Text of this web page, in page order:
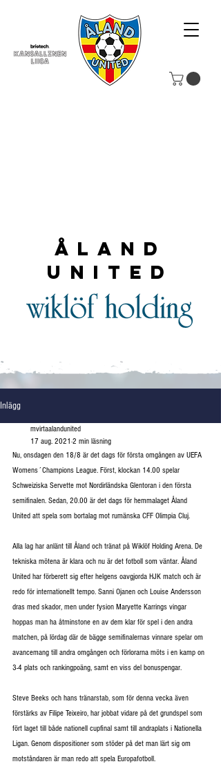
Åland
United
Inlägg
mvirtaalandunited
17 aug. 2021 2 min läsning
Nu, onsdagen den 18/8 är det dags för första omgången av UEFA
Womens´Champions League. Först, klockan 14.00 spelar
Schweiziska Servette mot Nordirländska Glentoran i den första
semifinalen. Sedan, 20.00 är det dags för hemmalaget Åland
United att spela som bortalag mot rumänska CFF Olimpia Cluj.
Alla lag har anlänt till Åland och tränat på Wiklöf Holding Arena. De
tekniska mötena är klara och nu är det fotboll som väntar. Åland
United har förberett sig efter helgens oavgjorda HJK match och är
redo för internationellt tempo. Sanni Ojanen och Louise Andersson
dras med skador, men under fysion Maryette Karrings vingar
hoppas man ha åtminstone en av dem klar för spel i den andra
matchen, på lördag där de bägge semifinalernas vinnare spelar om
avancemang till andra omgången och förlorarna möts i en kamp on
3-4 plats och rankingpoäng, samt en viss del bonuspengar.
Steve Beeks och hans tränarstab, som för denna vecka även
förstärks av Filipe Teixeiro, har jobbat vidare på det grundspel som
fört laget till både nationell cupfinal samt till andraplats i Nationella
Ligan. Genom dispositioner som stöder på det man lärt sig om
motståndaren är man redo att spela Europafotboll.